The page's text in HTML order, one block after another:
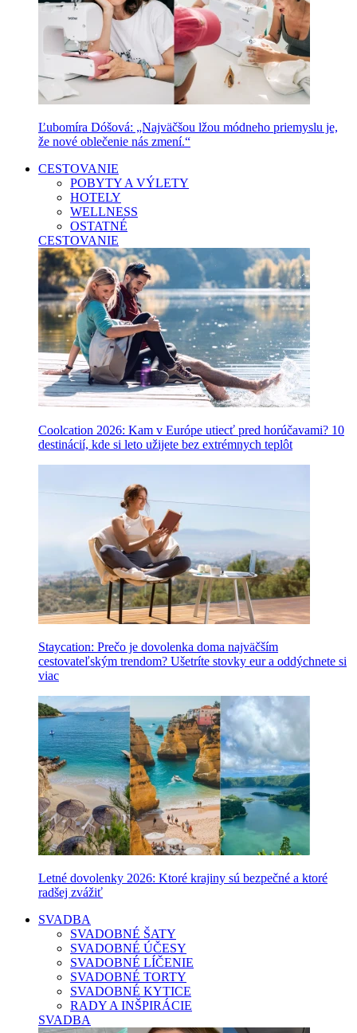
Ľubomíra Dóšová: „Najväčšou lžou módneho priemyslu je,
že nové oblečenie nás zmení.“
CESTOVANIE
POBYTY A VÝLETY
HOTELY
WELLNESS
OSTATNÉ
CESTOVANIE
Coolcation 2026: Kam v Európe utiecť pred horúčavami? 10
destinácií, kde si leto užijete bez extrémnych teplôt
Staycation: Prečo je dovolenka doma najväčším
cestovateľským trendom? Ušetríte stovky eur a oddýchnete si
viac
Letné dovolenky 2026: Ktoré krajiny sú bezpečné a ktoré
radšej zvážiť
SVADBA
SVADOBNÉ ŠATY
SVADOBNÉ ÚČESY
SVADOBNÉ LÍČENIE
SVADOBNÉ TORTY
SVADOBNÉ KYTICE
RADY A INŠPIRÁCIE
SVADBA